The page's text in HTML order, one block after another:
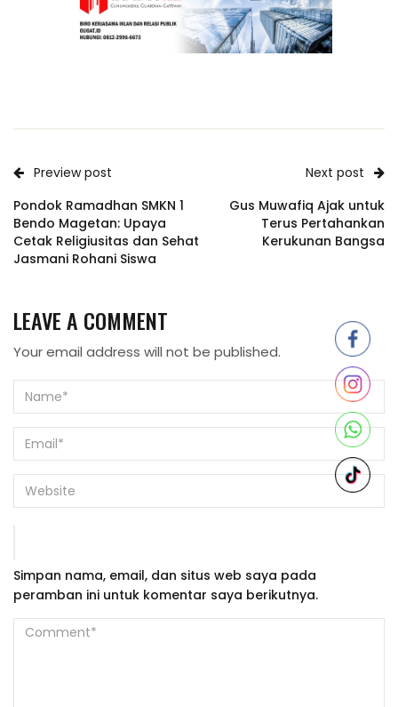
Preview post
Pondok Ramadhan SMKN 1
Bendo Magetan: Upaya
Cetak Religiusitas dan Sehat
Jasmani Rohani Siswa
Next post
Gus Muwafiq Ajak untuk
Terus Pertahankan
Kerukunan Bangsa
LEAVE A COMMENT
Your email address will not be published.
Simpan nama, email, dan situs web saya pada
peramban ini untuk komentar saya berikutnya.